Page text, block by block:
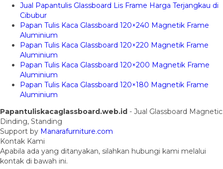
Jual Papantulis Glassboard Lis Frame Harga Terjangkau di
Cibubur
Papan Tulis Kaca Glassboard 120×240 Magnetik Frame
Aluminium
Papan Tulis Kaca Glassboard 120×220 Magnetik Frame
Aluminium
Papan Tulis Kaca Glassboard 120×200 Magnetik Frame
Aluminium
Papan Tulis Kaca Glassboard 120×180 Magnetik Frame
Aluminium
Papantuliskacaglassboard.web.id - Jual Glassboard Magnetic
Dinding, Standing
Support by Manarafurniture.com
Kontak Kami
Apabila ada yang ditanyakan, silahkan hubungi kami melalui
kontak di bawah ini.